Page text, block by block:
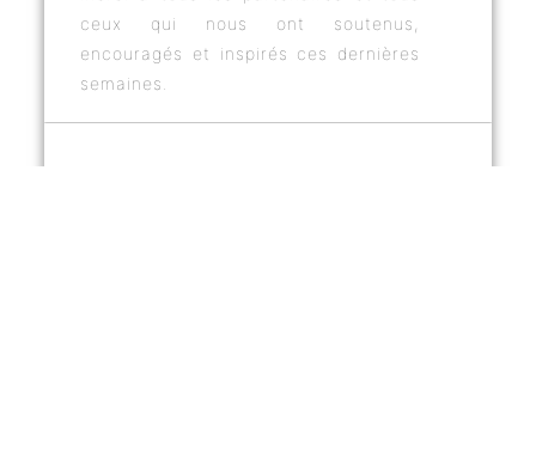
ceux qui nous ont soutenus,
encouragés et inspirés ces dernières
semaines.